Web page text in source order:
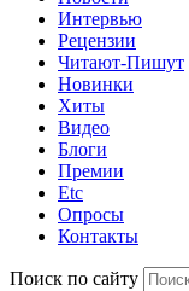
Интервью
Рецензии
Читают-Пишут
Новинки
Хиты
Видео
Блоги
Премии
Etc
Опросы
Контакты
Поиск по сайту